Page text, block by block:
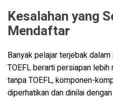
Kesalahan yang
Mendaftar
Banyak pelajar terjebak
TOEFL berarti persiapan
tanpa TOEFL, komponen-
diperhatikan dan dinilai